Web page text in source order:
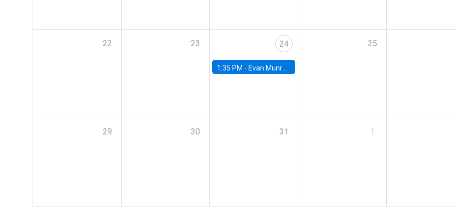
22 23 24
1:35 PM - Evan Munro, Neyman Visiting Assistant Professor in the Department of Statistics at UC Berkeley
25
29 30 31 1